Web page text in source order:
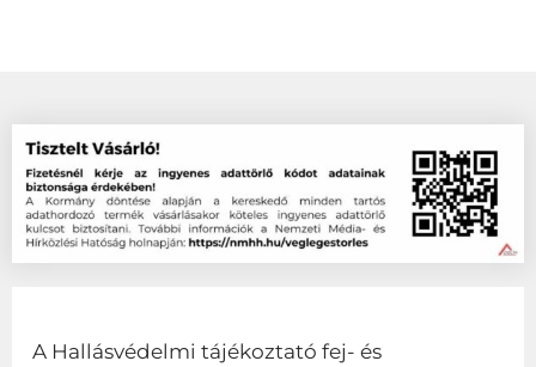
A Hallásvédelmi tájékoztató fej- és